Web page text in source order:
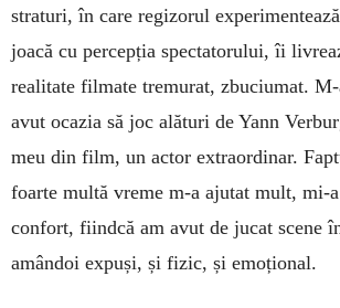
straturi, în care regizorul
joacă cu percepția spectatorului, îi
realitate filmate tremurat, zbuciumat.
avut ocazia să joc alături de Yann
meu din film, un actor extraordinar.
foarte multă vreme m-a ajutat mult, mi-
confort, fiindcă am avut de jucat scene
amândoi expuși, și fizic, și emoțional.